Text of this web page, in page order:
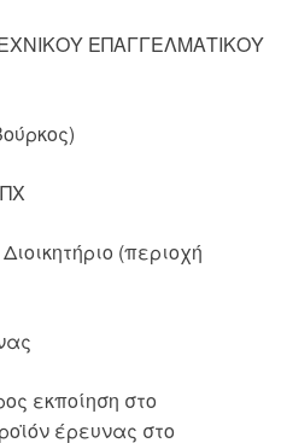
ΕΠΑΓΓΕΛΜΑΤΙΚΟΥ
(περιοχή
εκποίηση στο
έρευνας στο